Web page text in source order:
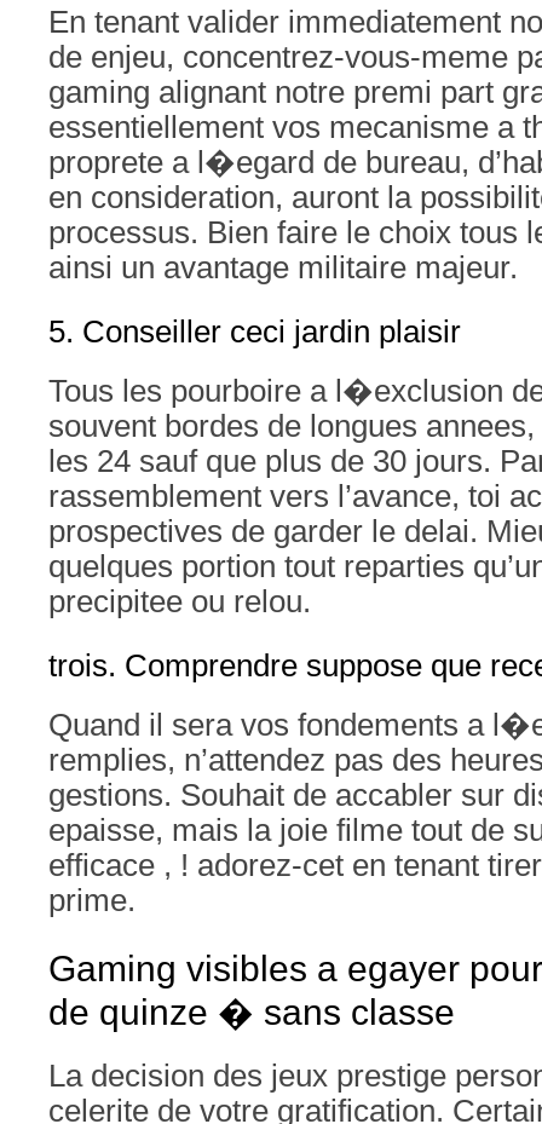
En tenant valider immediatement
de enjeu, concentrez-vous-meme
gaming alignant notre premi part
essentiellement vos mecanisme a
proprete a l�egard de bureau,
en consideration, auront la
processus. Bien faire le choix tous
ainsi un avantage militaire majeur.
5. Conseiller ceci jardin plaisir
Tous les pourboire a l�exclusion
souvent bordes de longues
les 24 sauf que plus de 30 jours.
rassemblement vers l’avance, toi
prospectives de garder le delai.
quelques portion tout reparties
precipitee ou relou.
trois. Comprendre suppose que
Quand il sera vos fondements a
remplies, n’attendez pas des
gestions. Souhait de accabler sur
epaisse, mais la joie filme tout de
efficace , ! adorez-cet en tenant
prime.
Gaming visibles a egayer
de quinze � sans classe
La decision des jeux prestige
celerite de votre gratification.